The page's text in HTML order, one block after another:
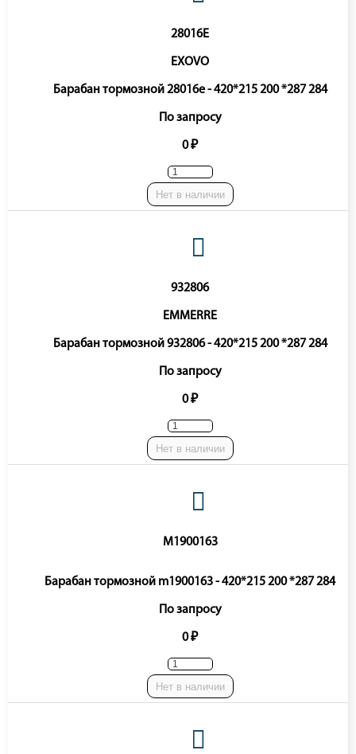
28016E
EXOVO
Барабан тормозной 28016e - 420*215 200 *287 284
По запросу
0 ₽
Нет в наличии
932806
EMMERRE
Барабан тормозной 932806 - 420*215 200 *287 284
По запросу
0 ₽
Нет в наличии
M1900163
Барабан тормозной m1900163 - 420*215 200 *287 284
По запросу
0 ₽
Нет в наличии